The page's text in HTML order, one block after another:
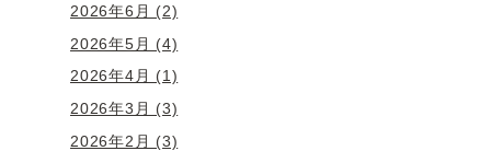
2026年6月 (2)
2026年5月 (4)
2026年4月 (1)
2026年3月 (3)
2026年2月 (3)